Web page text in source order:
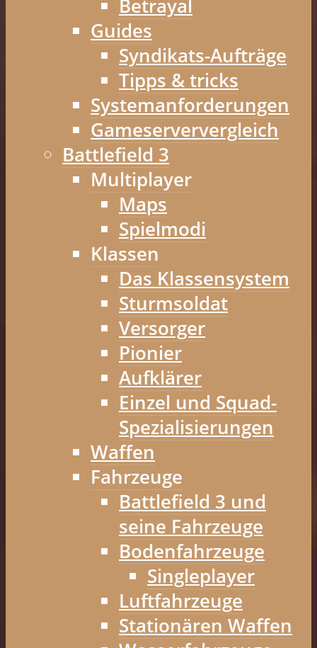
Betrayal
Guides
Syndikats-Aufträge
Tipps & tricks
Systemanforderungen
Gameserververgleich
Battlefield 3
Multiplayer
Maps
Spielmodi
Klassen
Das Klassensystem
Sturmsoldat
Versorger
Pionier
Aufklärer
Einzel und Squad-
Spezialisierungen
Waffen
Fahrzeuge
Battlefield 3 und
seine Fahrzeuge
Bodenfahrzeuge
Singleplayer
Luftfahrzeuge
Stationären Waffen